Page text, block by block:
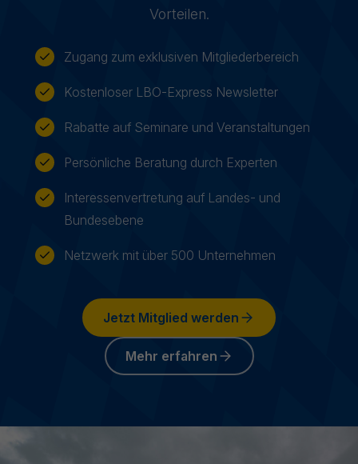
Vorteilen.
Zugang zum exklusiven Mitgliederbereich
Kostenloser LBO-Express Newsletter
Rabatte auf Seminare und Veranstaltungen
Persönliche Beratung durch Experten
Interessenvertretung auf Landes- und
Bundesebene
Netzwerk mit über 500 Unternehmen
Jetzt Mitglied werden
Mehr erfahren